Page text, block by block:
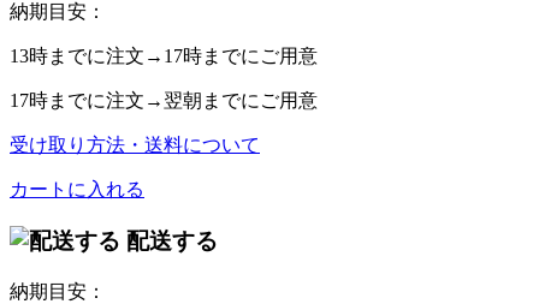
納期目安：
13時までに注文→ 17時までにご用意
17時までに注文→ 翌朝 までにご用意
受け取り方法・送料について
カートに入れる
配送する
納期目安：